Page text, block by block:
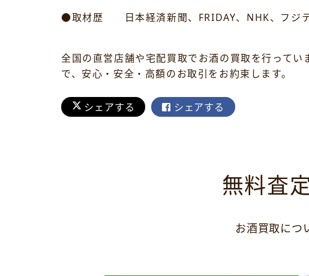
●取材歴 日本経済新聞、FRIDAY、NHK、フジ
全国の直営店舗や宅配買取でお酒の買取を行って
で、安心・安全・高額のお取引をお約束します。
シェアする シェアする
無料査
お酒買取につ